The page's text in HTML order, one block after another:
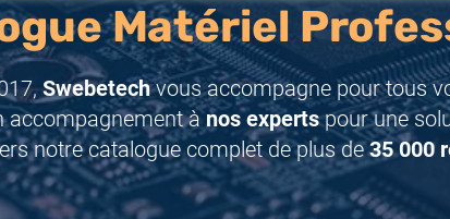
Matériel
Swebetechvous accompagne pour tous
accompagnement ànos expertspour une
notre catalogue complet de plus de35 000